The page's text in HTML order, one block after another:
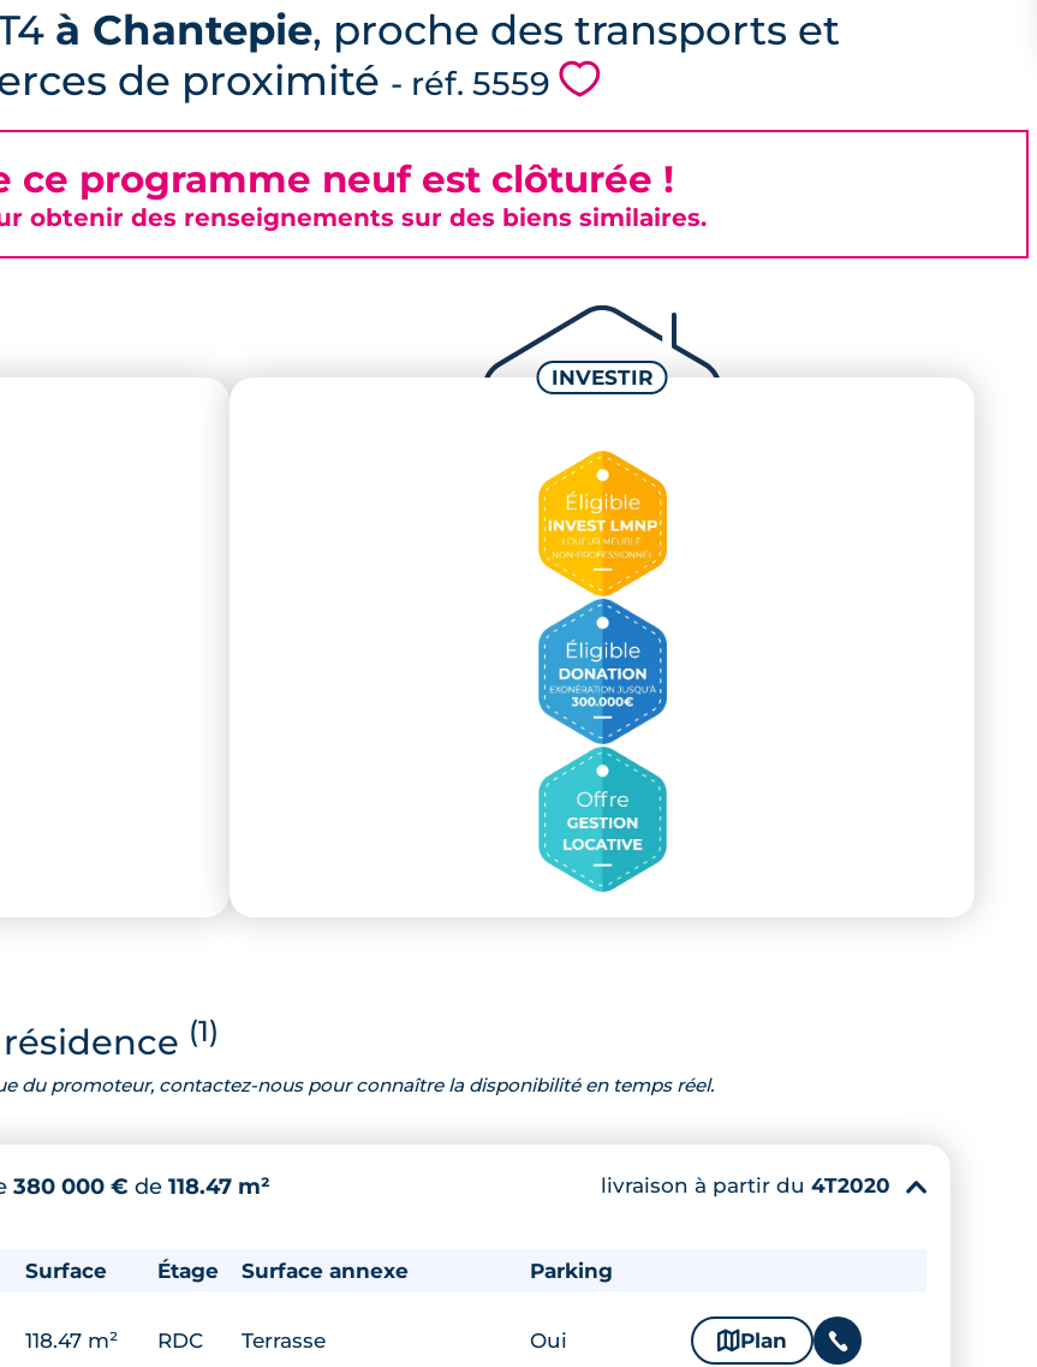
à Chantepie, proche des transports et
de proximité - réf. 5559 💗
ce programme neuf est clôturée !
obtenir des renseignements sur des biens similaires.
(1)
du promoteur, contactez-nous pour connaître la disponibilité en temps réel.
380 000 € de 118.47 m² livraison à partir du 4T2020 ▾
Surface Étage Surface annexe Parking
118.47 m² RDC Terrasse Oui 🗞 Plan 📞